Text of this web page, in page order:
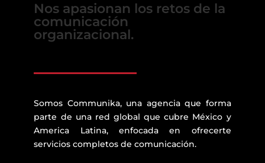
Nos apasionan los retos de la
comunicación
organizacional.
Somos Communika, una agencia que forma
parte de una red global que cubre México y
America Latina, enfocada en ofrecerte
servicios completos de comunicación.